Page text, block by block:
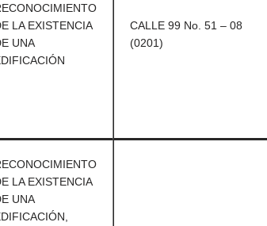
LA EXISTENCIA
UNA
CALLE 99 No. 51 – 08
(0201)
LA EXISTENCIA
UNA